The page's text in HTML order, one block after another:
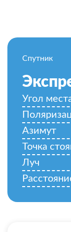
Спутник
Угол
Азимут
Точка
Луч